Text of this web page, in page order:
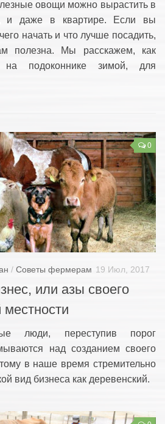
овощи можно вырастить в
и даже в квартире. Если вы
начать и что лучше посадить,
полезна. Мы расскажем, как
на подоконнике зимой, для
0
/ Советы фермерам 19 Июл, 2017
или азы своего
местности
люди, переступив порог
над созданием своего
в наше время стремительно
вид бизнеса как деревенский.